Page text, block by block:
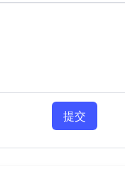
提交